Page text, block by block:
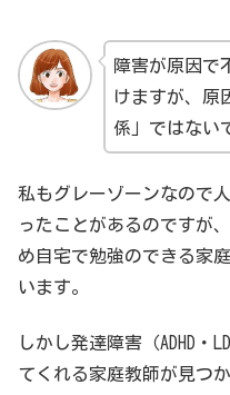
障害が原因で
けますが、原
係」ではない
私もグレーゾーンなので
ったことがあるのですが
め自宅で勉強のできる家
います。
しかし発達障害（ADHD・
てくれる家庭教師が見つ